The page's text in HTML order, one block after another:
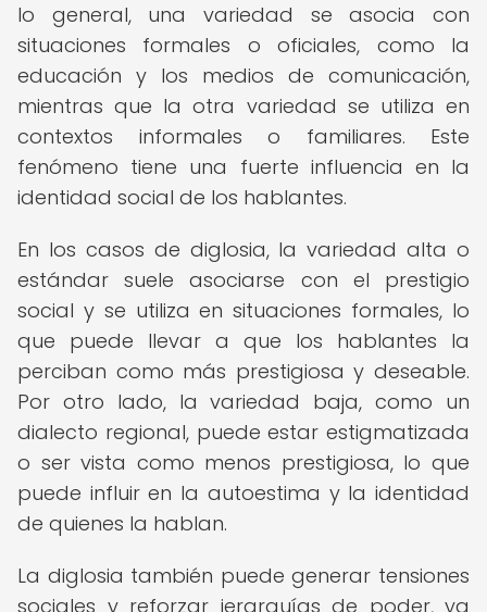
lo general, una variedad se asocia con
situaciones formales o oficiales, como la
educación y los medios de comunicación,
mientras que la otra variedad se utiliza en
contextos informales o familiares. Este
fenómeno tiene una fuerte influencia en la
identidad social de los hablantes.
En los casos de diglosia, la variedad alta o
estándar suele asociarse con el prestigio
social y se utiliza en situaciones formales, lo
que puede llevar a que los hablantes la
perciban como más prestigiosa y deseable.
Por otro lado, la variedad baja, como un
dialecto regional, puede estar estigmatizada
o ser vista como menos prestigiosa, lo que
puede influir en la autoestima y la identidad
de quienes la hablan.
La diglosia también puede generar tensiones
sociales y reforzar jerarquías de poder, ya